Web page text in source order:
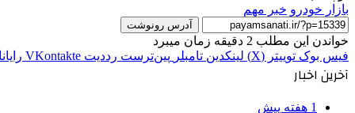
بازار خودرو خبر مهم
آدرس رونوشت
خواندن این مطلب 2 دقیقه زمان میبرد
فیس بوک توییتر (X) لینکدین ‫تامبلر ‫پین‌ترست ‫رددیت ‫VKontakte
آخرین اخبار
1 هفته پیش